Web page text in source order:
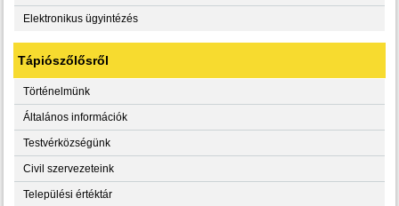
Elektronikus ügyintézés
Tápiószőlősről
Történelmünk
Általános információk
Testvérközségünk
Civil szervezeteink
Települési értéktár